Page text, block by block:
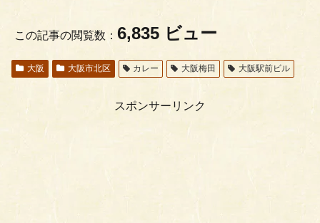
この記事の閲覧数： 6,835 ビュー
大阪 大阪市北区 カレー 大阪梅田 大阪駅前ビル
スポンサーリンク